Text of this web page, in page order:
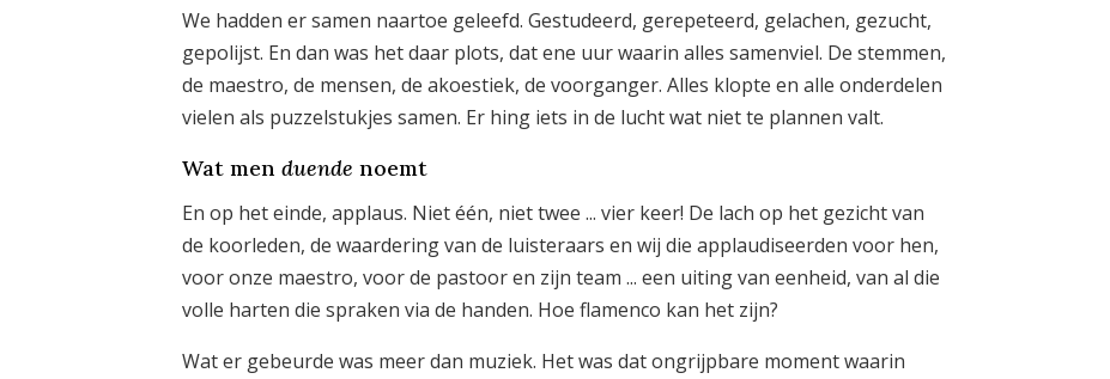
We hadden er samen naartoe geleefd. Gestudeerd, gerepeteerd, gelachen, gezucht,
gepolijst. En dan was het daar plots, dat ene uur waarin alles samenviel. De stemmen,
de maestro, de mensen, de akoestiek, de voorganger. Alles klopte en alle onderdelen
vielen als puzzelstukjes samen. Er hing iets in de lucht wat niet te plannen valt.
Wat men duende noemt
En op het einde, applaus. Niet één, niet twee ... vier keer! De lach op het gezicht van
de koorleden, de waardering van de luisteraars en wij die applaudiseerden voor hen,
voor onze maestro, voor de pastoor en zijn team ... een uiting van eenheid, van al die
volle harten die spraken via de handen. Hoe flamenco kan het zijn?
Wat er gebeurde was meer dan muziek. Het was dat ongrijpbare moment waarin